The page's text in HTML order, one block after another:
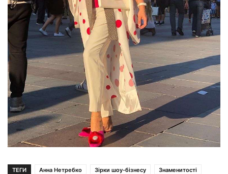
ТЕГИ Анна Нетребко Зірки шоу-бізнесу
Знаменитості